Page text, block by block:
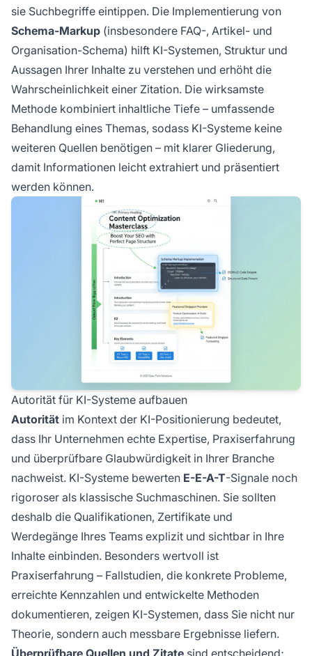
sie Suchbegriffe eintippen. Die Implementierung von
Schema-Markup (insbesondere FAQ-, Artikel- und
Organisation-Schema) hilft KI-Systemen, Struktur und
Aussagen Ihrer Inhalte zu verstehen und erhöht die
Wahrscheinlichkeit einer Zitation. Die wirksamste
Methode kombiniert inhaltliche Tiefe – umfassende
Behandlung eines Themas, sodass KI-Systeme keine
weiteren Quellen benötigen – mit klarer Gliederung,
damit Informationen leicht extrahiert und präsentiert
werden können.
Autorität für KI-Systeme aufbauen
Autorität im Kontext der KI-Positionierung bedeutet,
dass Ihr Unternehmen echte Expertise, Praxiserfahrung
und überprüfbare Glaubwürdigkeit in Ihrer Branche
nachweist. KI-Systeme bewerten E-E-A-T-Signale noch
rigoroser als klassische Suchmaschinen. Sie sollten
deshalb die Qualifikationen, Zertifikate und
Werdegänge Ihres Teams explizit und sichtbar in Ihre
Inhalte einbinden. Besonders wertvoll ist
Praxiserfahrung – Fallstudien, die konkrete Probleme,
erreichte Kennzahlen und entwickelte Methoden
dokumentieren, zeigen KI-Systemen, dass Sie nicht nur
Theorie, sondern auch messbare Ergebnisse liefern.
Überprüfbare Quellen und Zitate sind entscheidend;